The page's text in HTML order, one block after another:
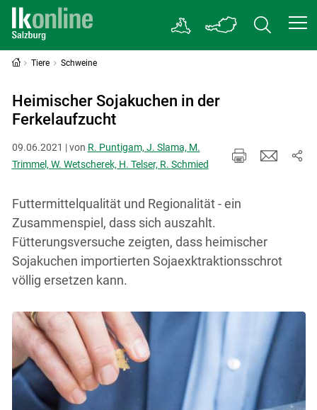
Tiere Schweine
Heimischer Sojakuchen in der
Ferkelaufzucht
09.06.2021 | von R. Puntigam, J. Slama, M.
Trimmel, W. Wetscherek, H. Telser, R. Schmied
Futtermittelqualität und Regionalität - ein
Zusammenspiel, dass sich auszahlt.
Fütterungsversuche zeigten, dass heimischer
Sojakuchen importierten Sojaexktraktionsschrot
völlig ersetzen kann.